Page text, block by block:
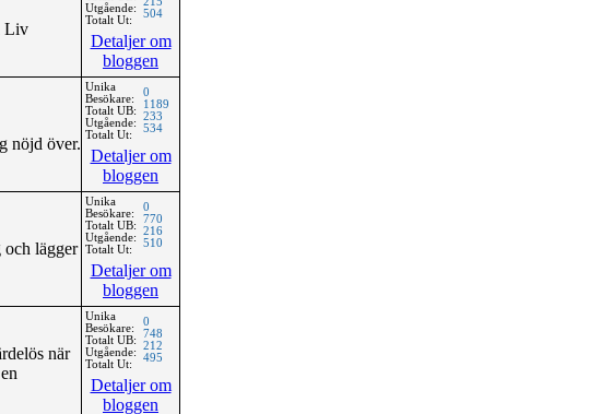
Liv
Utgående:
Totalt Ut:
504
Detaljer om
bloggen
nöjd över.
Unika
Besökare:
Totalt UB:
Utgående:
Totalt Ut:
0
1189
233
534
Detaljer om
bloggen
och lägger
Unika
Besökare:
Totalt UB:
Utgående:
Totalt Ut:
0
770
216
510
Detaljer om
bloggen
när
Unika
Besökare:
Totalt UB:
Utgående:
Totalt Ut:
0
748
212
495
Detaljer om
bloggen